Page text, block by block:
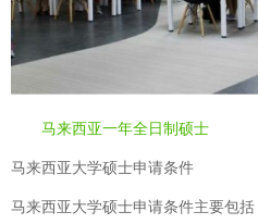
马来西亚一年全日制硕士
马来西亚大学硕士申请条件
马来西亚大学硕士申请条件主要包